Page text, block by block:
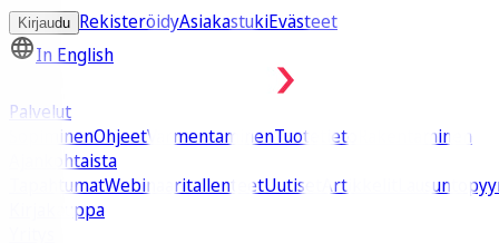
Kirjaudu RekisteröidyAsiakastukiEvästeet
In English
Palvelut
SopiminenOhjeetVarmentaminenTuotetieto
Rakentaminen
Ajankohtaista
TapahtumatWebinaaritallenteetUutiset Artikkelit
Kirjakauppa